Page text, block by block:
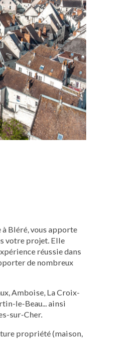
Bléré, vous apporte
votre projet. Elle
réussie dans
de nombreux
Amboise, La Croix-
le-Beau... ainsi
sur-Cher.
propriété (maison,